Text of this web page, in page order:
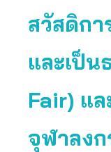
สวัสดิกา
และเป็น
Fair) แ
จุฬาลง